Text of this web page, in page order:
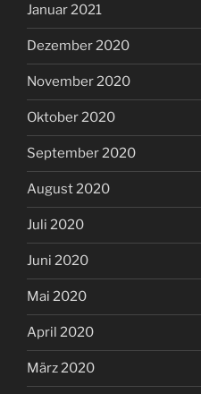
Januar 2021
Dezember 2020
November 2020
Oktober 2020
September 2020
August 2020
Juli 2020
Juni 2020
Mai 2020
April 2020
März 2020